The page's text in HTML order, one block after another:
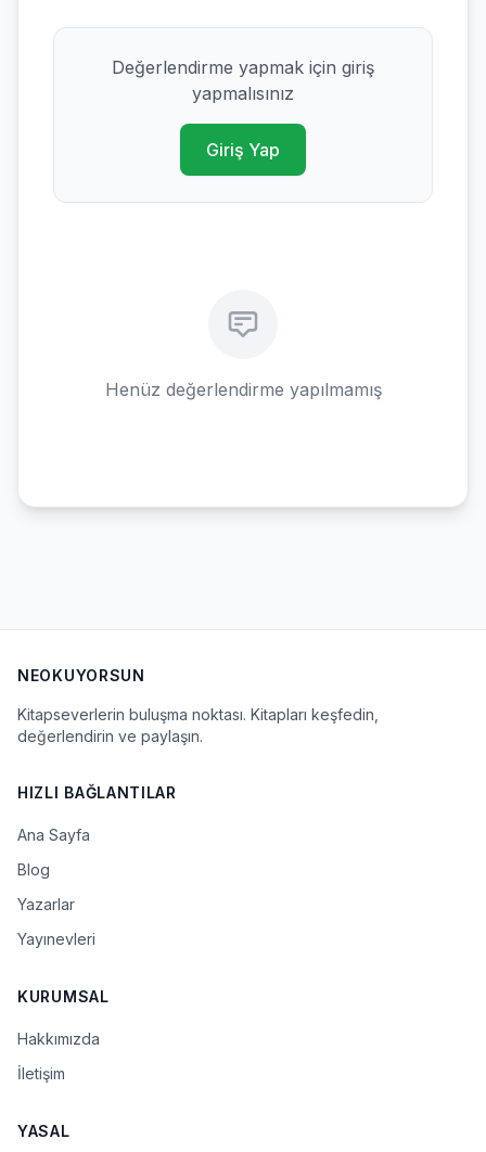
Değerlendirme yapmak için giriş
yapmalısınız
Giriş Yap
Henüz değerlendirme yapılmamış
NEOKUYORSUN
Kitapseverlerin buluşma noktası. Kitapları keşfedin,
değerlendirin ve paylaşın.
HIZLI BAĞLANTILAR
Ana Sayfa
Blog
Yazarlar
Yayınevleri
KURUMSAL
Hakkımızda
İletişim
YASAL